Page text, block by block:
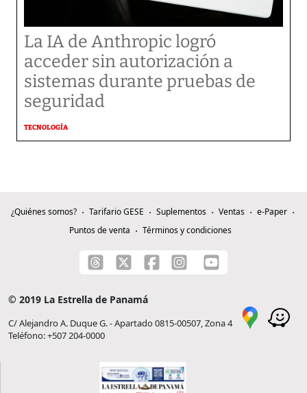
La IA de Anthropic logró
acceder sin autorización a
sistemas durante pruebas de
seguridad
TECNOLOGÍA
¿Quiénes somos? Tarifario GESE Suplementos Ventas
e-Paper
Puntos de venta
Términos y condiciones
© 2019 La Estrella de Panamá
C/ Alejandro A. Duque G. - Apartado 0815-00507, Zona 4
Teléfono: +507 204-0000